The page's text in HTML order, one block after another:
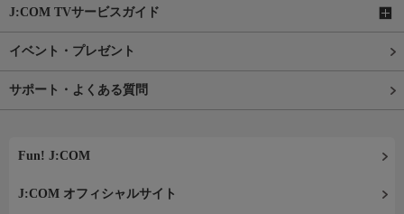
J:COM TVサービスガイド
イベント・プレゼント
サポート・よくある質問
Fun! J:COM
J:COM オフィシャルサイト